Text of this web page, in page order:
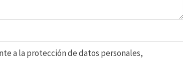
a la protección de datos personales,